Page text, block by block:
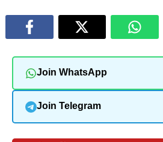
Join WhatsApp
Join Telegram